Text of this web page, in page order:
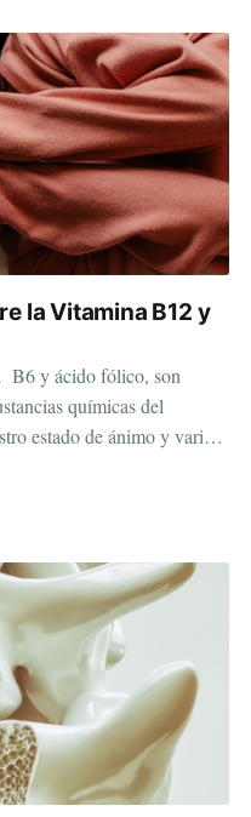
la Vitamina B12 y
B6 y ácido fólico, son
químicas del
estado de ánimo y varias
serotonina. Es clave en la